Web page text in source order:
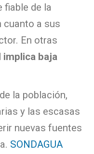
fiable de la
cuanto a sus
En otras
baja
la población,
y las escasas
nuevas fuentes
SONDAGUA